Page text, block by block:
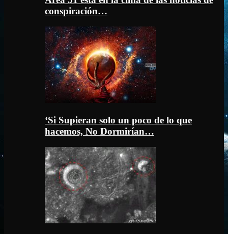
conspiración…
‘Si Supieran solo un poco de lo que
hacemos, No Dormirían…